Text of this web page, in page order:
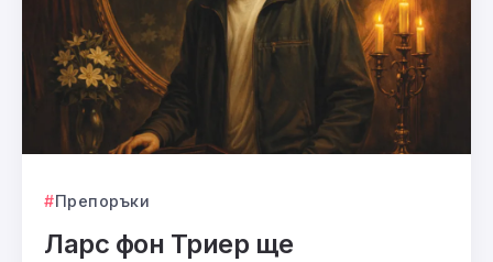
Препоръки
Ларс фон Триер ще